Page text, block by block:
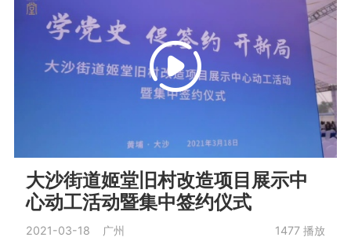
大沙街道姬堂旧村改造项目展示中
心动工活动暨集中签约仪式
2021-03-18 广州 1477 播放